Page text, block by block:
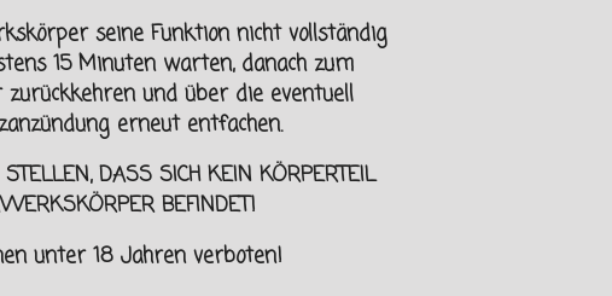
seine Funktion nicht vollständig
15 Minuten warten, danach zum
und über die eventuell
erneut entfachen.
DASS SICH KEIN KÖRPERTEIL
BEFINDET!
unter 18 Jahren verboten!